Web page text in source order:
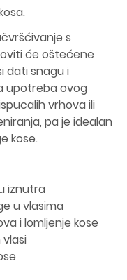
s
će oštećene
dati snagu i
upotreba ovog
vrhova ili
pa je idealan
kose.
iznutra
u vlasima
i lomljenje kose